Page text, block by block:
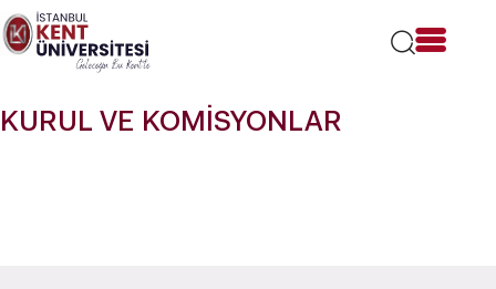
Lütfen
dikkat:
Bu
bir
KURUL VE KOMİSYONLAR